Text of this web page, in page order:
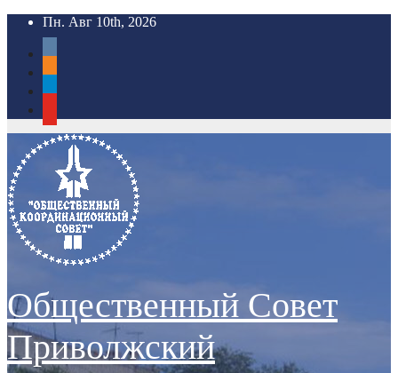
Перейти
содержимому
Пн. Авг 10th, 2026
Общественный Совет
Приволжский